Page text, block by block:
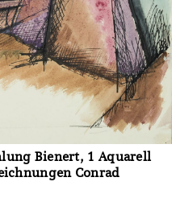
Bienert, 1 Aquarell
Conrad